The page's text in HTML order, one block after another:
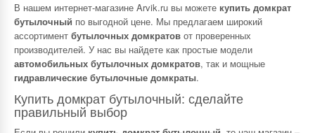
В нашем интернет-магазине Arvik.ru вы можете купить домкрат
бутылочный по выгодной цене. Мы предлагаем широкий
ассортимент бутылочных домкратов от проверенных
производителей. У нас вы найдете как простые модели
автомобильных бутылочных домкратов, так и мощные
гидравлические бутылочные домкраты.
Купить домкрат бутылочный: сделайте
правильный выбор